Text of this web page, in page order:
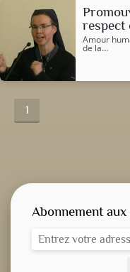
respect
Amour
de la…
1
Abonnement